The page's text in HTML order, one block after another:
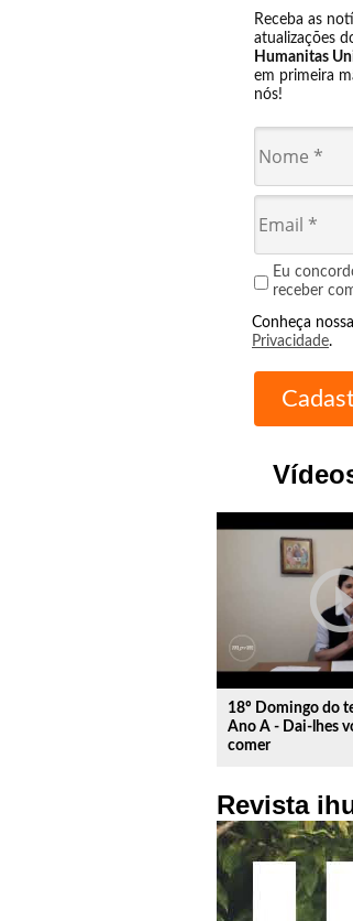
Receba as
atualizações
Humanitas
em primeira
nós!
Eu
receber
Conheça nossa
Privacidade.
18º Domingo do
Ano A - Dai-lhes
comer
Revista